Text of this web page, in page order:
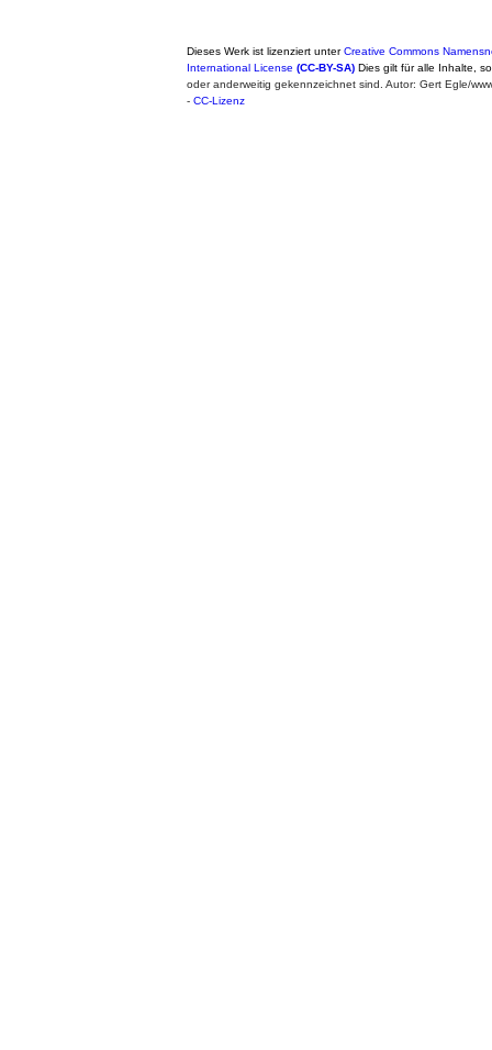
Dieses Werk ist lizenziert unterCreative Commons
International License (CC-BY-SA) Dies gilt für alle Inhalte,
oder anderweitig gekennzeichnet sind. Autor: Gert Egle/
- CC-Lizenz